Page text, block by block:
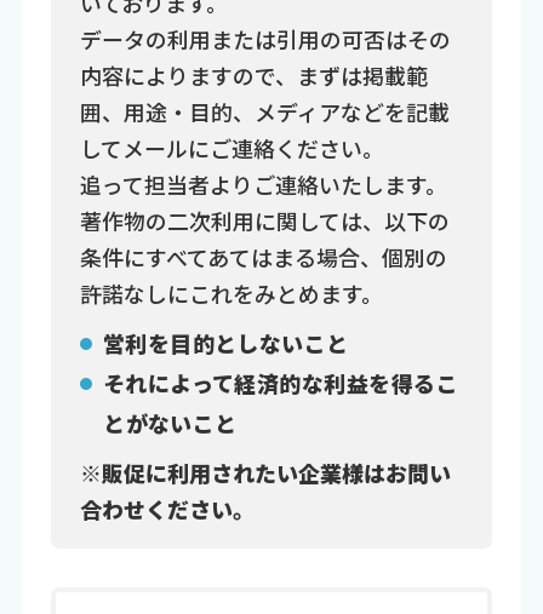
データの利用または引用の可否はその
内容によりますので、まずは掲載範
囲、用途・目的、メディアなどを記載
してメールにご連絡ください。
追って担当者よりご連絡いたします。
著作物の二次利用に関しては、以下の
条件にすべてあてはまる場合、個別の
許諾なしにこれをみとめます。
営利を目的としないこと
それによって経済的な利益を得るこ
とがないこと
※販促に利用されたい企業様はお問い
合わせください。